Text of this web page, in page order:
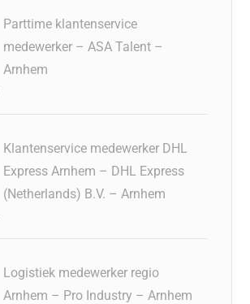
Parttime klantenservice
medewerker – ASA Talent –
Arnhem
Klantenservice medewerker DHL
Express Arnhem – DHL Express
(Netherlands) B.V. – Arnhem
Logistiek medewerker regio
Arnhem – Pro Industry – Arnhem